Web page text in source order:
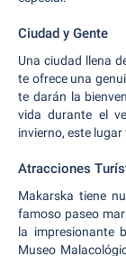
Ciudad y Gente
Una ciudad llena
te ofrece una
te darán la
vida durante el
invierno, este
Atracciones
Makarska tiene
famoso paseo
la impresionante
Museo